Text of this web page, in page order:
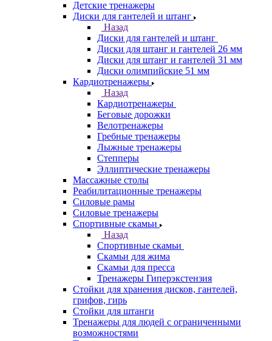
Детские тренажеры
Диски для гантелей и штанг
Назад
Диски для гантелей и штанг
Диски для штанг и гантелей 26 мм
Диски для штанг и гантелей 31 мм
Диски олимпийские 51 мм
Кардиотренажеры
Назад
Кардиотренажеры
Беговые дорожки
Велотренажеры
Гребные тренажеры
Лыжные тренажеры
Степперы
Эллиптические тренажеры
Массажные столы
Реабилитационные тренажеры
Силовые рамы
Силовые тренажеры
Спортивные скамьи
Назад
Спортивные скамьи
Скамьи для жима
Скамьи для пресса
Тренажеры Гиперэкстензия
Стойки для хранения дисков, гантелей,
грифов, гирь
Стойки для штанги
Тренажеры для людей с ограниченными
возможностями